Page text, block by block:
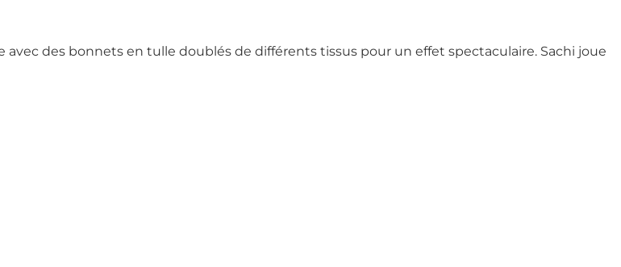
des bonnets en tulle doublés de différents tissus pour un effet spectaculaire. Sachi joue